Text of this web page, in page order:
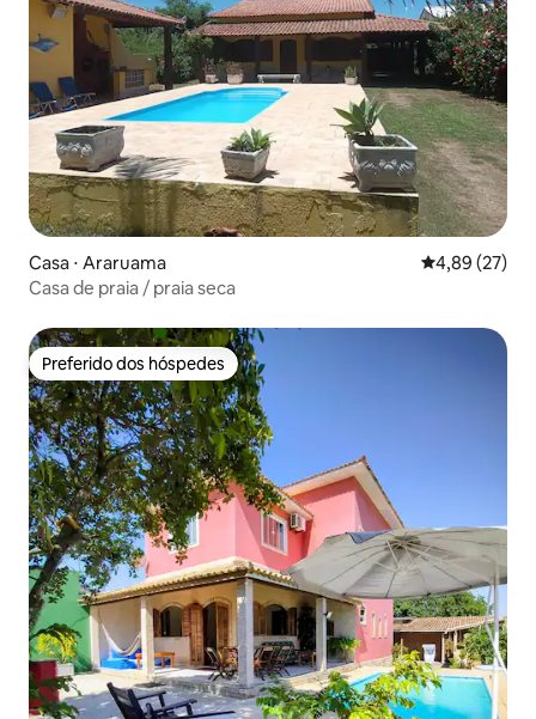
Casa ⋅ Araruama 4,89 de uma
4,89 (27)
Casa de praia / praia seca
Preferido dos hóspedes
Preferido dos hóspedes